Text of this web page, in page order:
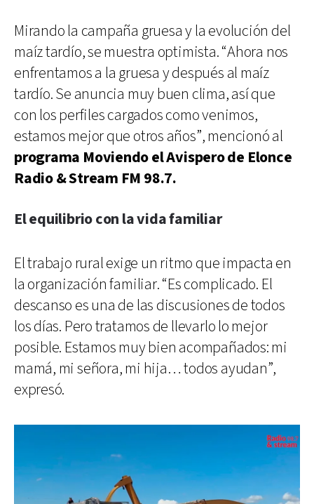
Mirando la campaña gruesa y la evolución del
maíz tardío, se muestra optimista. “Ahora nos
enfrentamos a la gruesa y después al maíz
tardío. Se anuncia muy buen clima, así que
con los perfiles cargados como venimos,
estamos mejor que otros años”, mencionó al
programa Moviendo el Avispero de Elonce
Radio & Stream FM 98.7.
El equilibrio con la vida familiar
El trabajo rural exige un ritmo que impacta en
la organización familiar. “Es complicado. El
descanso es una de las discusiones de todos
los días. Pero tratamos de llevarlo lo mejor
posible. Estamos muy bien acompañados: mi
mamá, mi señora, mi hija… todos ayudan”,
expresó.